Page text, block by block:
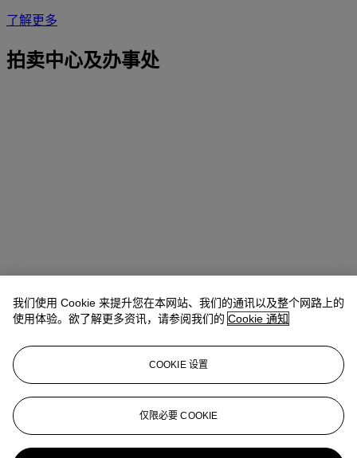
了解更多
拍卖中心及办事处
地址
中环美利道2号 The Henderson 六楼
联络我们
我们使用 Cookie 来提升您在本网站、我们的通讯以及整个网路上的
使用体验。欲了解更多资讯，请参阅我们的 Cookie 通知
COOKIE 设置
仅限必要 COOKIE